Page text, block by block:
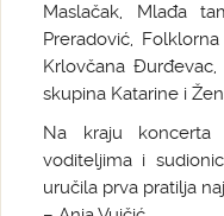
Maslačak, Mlađa
Preradović,
Krlovčana
skupina Katarine i
Na kraju koncerta
voditeljima i
uručila prva pratilja